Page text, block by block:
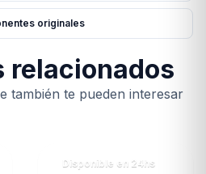
originales
relacionados
también te pueden interesar
Disponible en 24hs